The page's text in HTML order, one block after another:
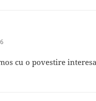
cu o povestire